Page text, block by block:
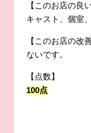
【このお店の良
キャスト、個室
【このお店の改
ないです。
【点数】
100点